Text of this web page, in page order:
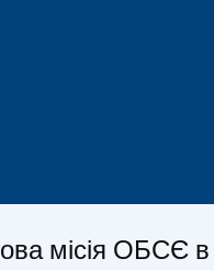
місія ОБСЄ в